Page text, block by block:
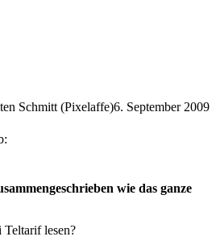
Schmitt (Pixelaffe)6. September 2009
wie das ganze
Teltarif lesen?